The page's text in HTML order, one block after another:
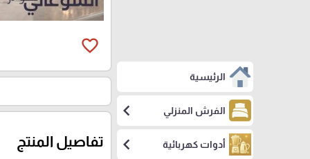
الرئيسية
الفرش المنزلي chevron_left
أدوات كهربائية chevron_left
favorite_border
تفاصيل المنتج